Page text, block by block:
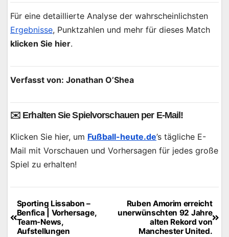
Für eine detaillierte Analyse der wahrscheinlichsten
Ergebnisse, Punktzahlen und mehr für dieses Match
klicken Sie hier.
Verfasst von: Jonathan O’Shea
✉️ Erhalten Sie Spielvorschauen per E-Mail!
Klicken Sie hier, um Fußball-heute.de’s tägliche E-
Mail mit Vorschauen und Vorhersagen für jedes große
Spiel zu erhalten!
Beitragsnavigation
Ruben Amorim erreicht
unerwünschten 92 Jahre
alten Rekord von
Manchester United.
Sporting Lissabon –
Benfica | Vorhersage,
Team-News,
Aufstellungen